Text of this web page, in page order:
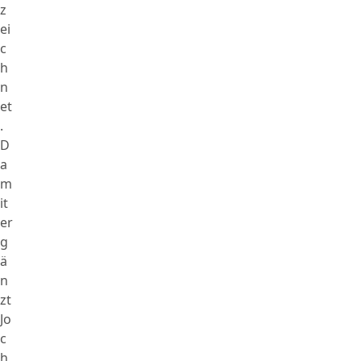
z
ei
c
h
n
et
.
D
a
m
it
er
g
ä
n
zt
Jo
c